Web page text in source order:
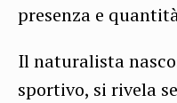
presenza e
Il naturalista
sportivo, si rivela